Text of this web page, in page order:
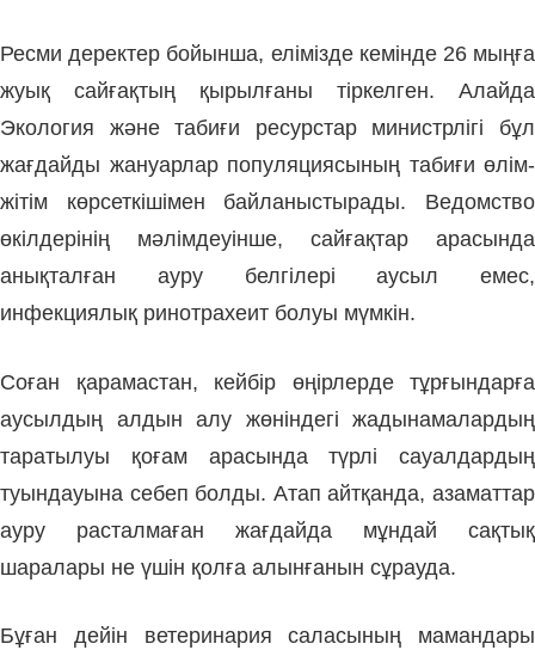
Ресми деректер бойынша, елімізде кемінде 26 мыңға
жуық сайғақтың қырылғаны тіркелген. Алайда
Экология және табиғи ресурстар министрлігі бұл
жағдайды жануарлар популяциясының табиғи өлім-
жітім көрсеткішімен байланыстырады. Ведомство
өкілдерінің мәлімдеуінше, сайғақтар арасында
анықталған ауру белгілері аусыл емес,
инфекциялық ринотрахеит болуы мүмкін.
Соған қарамастан, кейбір өңірлерде тұрғындарға
аусылдың алдын алу жөніндегі жадынамалардың
таратылуы қоғам арасында түрлі сауалдардың
туындауына себеп болды. Атап айтқанда, азаматтар
ауру расталмаған жағдайда мұндай сақтық
шаралары не үшін қолға алынғанын сұрауда.
Бұған дейін ветеринария саласының мамандары